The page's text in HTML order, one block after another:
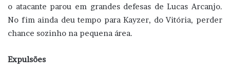
o atacante parou em grandes defesas de Lucas Arcanjo.
No fim ainda deu tempo para Kayzer, do Vitória, perder
chance sozinho na pequena área.
Expulsões